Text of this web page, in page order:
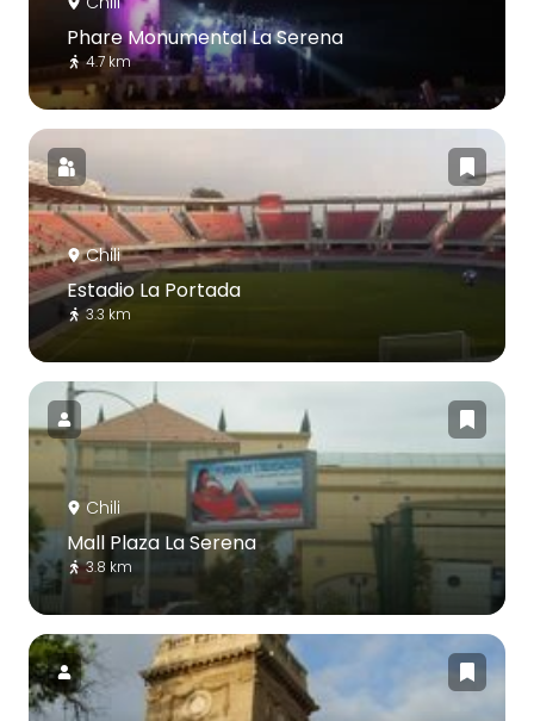
Phare Monumental La Serena
4.7 km
Chili
Estadio La Portada
3.3 km
Chili
Mall Plaza La Serena
3.8 km